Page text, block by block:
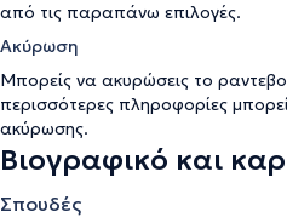
από τις παραπάνω επιλογές.
Ακύρωση
Μπορείς να ακυρώσεις το
περισσότερες πληροφορίες
ακύρωσης.
Βιογραφικό και
Σπουδές